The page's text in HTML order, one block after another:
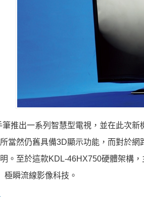
筆推出一系列智慧型電視，並在此次
當然仍舊具備3D顯示功能，而對於
。至於這款KDL-46HX750硬體架構
極瞬流線影像科技。